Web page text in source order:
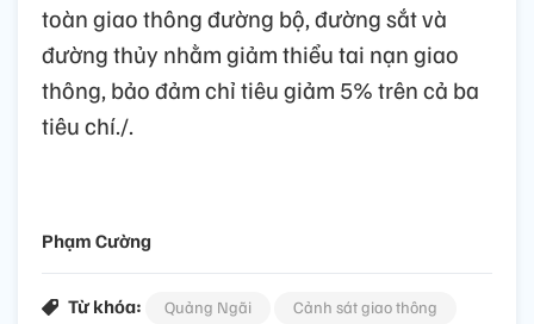
toàn giao thông đường bộ, đường sắt và
đường thủy nhằm giảm thiểu tai nạn giao
thông, bảo đảm chỉ tiêu giảm 5% trên cả ba
tiêu chí./.
Phạm Cường
Từ khóa: Quảng Ngãi
Cảnh sát giao thông